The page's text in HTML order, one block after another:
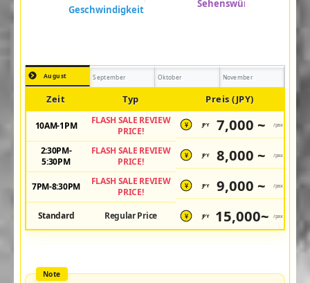
August September Oktober November
Zeit Typ Preis (JPY)
10AM-1PM
FLASH SALE REVIEW
PRICE!
¥ JPY 7,000 ~ /pax
2:30PM-
5:30PM
FLASH SALE REVIEW
PRICE!
¥ JPY 8,000 ~ /pax
7PM-8:30PM
FLASH SALE REVIEW
PRICE!
¥ JPY 9,000 ~ /pax
Standard Regular Price ¥ JPY 15,000~ /pax